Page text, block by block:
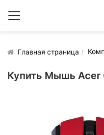
Главная страница
Купить Мышь Acer